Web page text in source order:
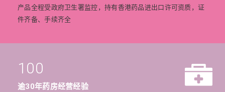
产品全程受政府卫生署监控，持有香港药品进出口许可资质，证
件齐备、手续齐全
100
逾30年药房经营经验